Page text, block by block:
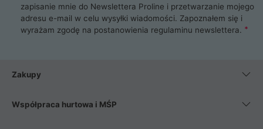
zapisanie mnie do Newslettera Proline i przetwarzanie mojego
adresu e-mail w celu wysyłki wiadomości. Zapoznałem się i
wyrażam zgodę na postanowienia regulaminu newslettera.
Zakupy
Współpraca hurtowa i MŚP